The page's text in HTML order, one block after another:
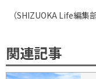
（SHIZUOKA Life編集部
関連記事